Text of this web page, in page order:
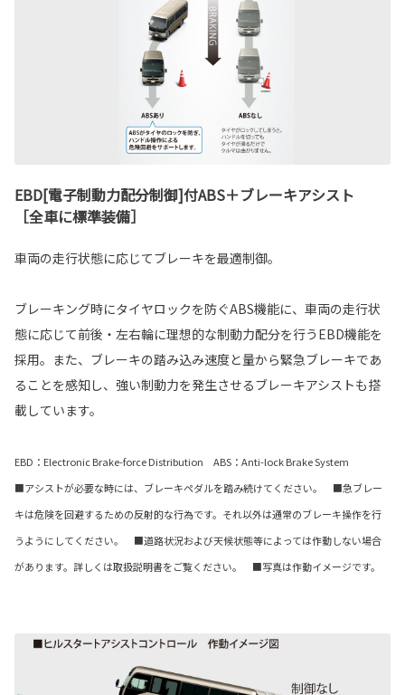
EBD[電子制動力配分制御]付ABS＋ブレーキアシスト
［全車に標準装備］
車両の走行状態に応じてブレーキを最適制御。
ブレーキング時にタイヤロックを防ぐABS機能に、車両の走行状
態に応じて前後・左右輪に理想的な制動力配分を行うEBD機能を
採用。また、ブレーキの踏み込み速度と量から緊急ブレーキであ
ることを感知し、強い制動力を発生させるブレーキアシストも搭
載しています。
EBD：Electronic Brake-force Distribution ABS：Anti-lock Brake System
■アシストが必要な時には、ブレーキペダルを踏み続けてください。 ■急ブレー
キは危険を回避するための反射的な行為です。それ以外は通常のブレーキ操作を行
うようにしてください。 ■道路状況および天候状態等によっては作動しない場合
があります。詳しくは取扱説明書をご覧ください。 ■写真は作動イメージです。